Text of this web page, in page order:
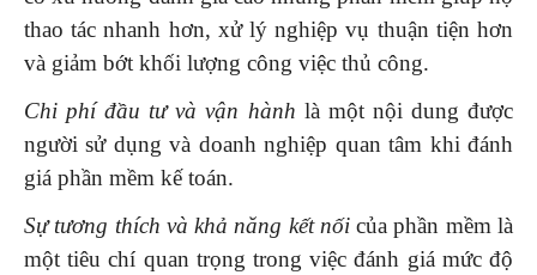
thao tác nhanh hơn, xử lý nghiệp vụ thuận tiện hơn
và giảm bớt khối lượng công việc thủ công.
Chi phí đầu tư và vận hành là một nội dung được
người sử dụng và doanh nghiệp quan tâm khi đánh
giá phần mềm kế toán.
Sự tương thích và khả năng kết nốicủa phần mềm là
một tiêu chí quan trọng trong việc đánh giá mức độ